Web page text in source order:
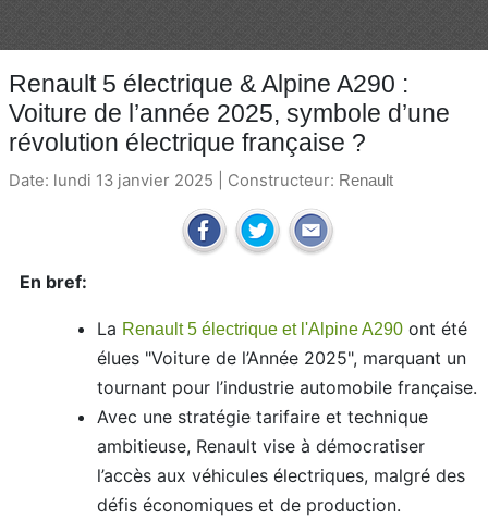
Renault 5 électrique & Alpine A290 :
Voiture de l’année 2025, symbole d’une
révolution électrique française ?
Date: lundi 13 janvier 2025 | Constructeur: Renault
En bref:
La Renault 5 électrique et l'Alpine A290 ont été
élues "Voiture de l’Année 2025", marquant un
tournant pour l’industrie automobile française.
Avec une stratégie tarifaire et technique
ambitieuse, Renault vise à démocratiser
l’accès aux véhicules électriques, malgré des
défis économiques et de production.